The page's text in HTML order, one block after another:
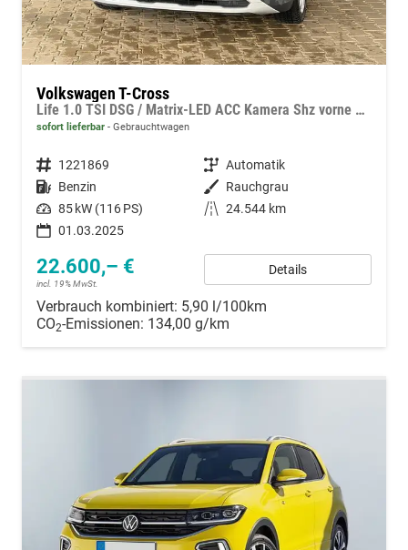
Volkswagen T-Cross
Life 1.0 TSI DSG / Matrix-LED ACC Kamera Shz vorne Apple Carplay Alu 17'' Winterreifen
sofort lieferbar Gebrauchtwagen
Fahrzeugnummer 1221869 Getriebe Automatik
Kraftstoff Benzin Außenfarbe Rauchgrau
Leistung 85 kW (116 PS) Kilometerstand 24.544 km
01.03.2025
22.600,– €
incl. 19% MwSt.
Details
Verbrauch kombiniert: 5,90 l/100km
CO2-Emissionen: 134,00 g/km